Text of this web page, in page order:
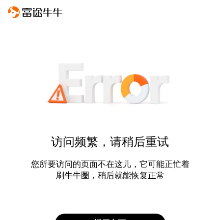
访问频繁，请稍后重试
您所要访问的页面不在这儿，它可能正忙着
刷牛牛圈，稍后就能恢复正常